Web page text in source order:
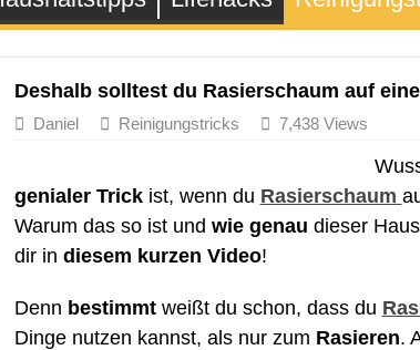
Deshalb solltest du Rasierschaum auf
Daniel Reinigungstricks 7,438 Views
genialer Trickist, wenn du Rasierschaum
Warum das so ist und wie genau dieser
dir in diesem kurzen Video!
Denn bestimmtweißt du schon, dass du
Dinge nutzen kannst, als nur zum Rasieren.